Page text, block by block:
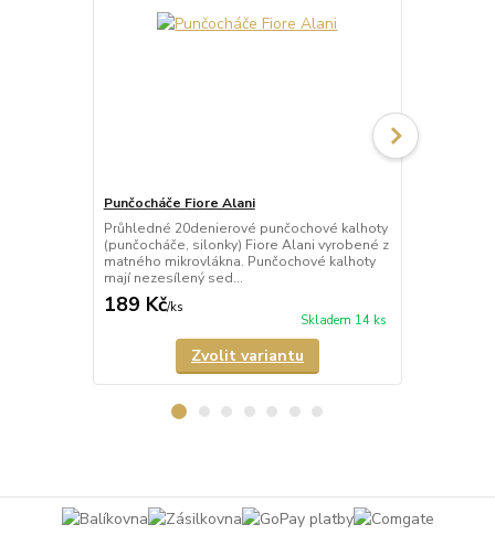
Punčocháče Fiore Alani
Průhledné 20denierové punčochové kalhoty
(punčocháče, silonky) Fiore Alani vyrobené z
matného mikrovlákna. Punčochové kalhoty
mají nezesílený sed...
189 Kč/ks
Skladem 14 ks
Zvolit variantu